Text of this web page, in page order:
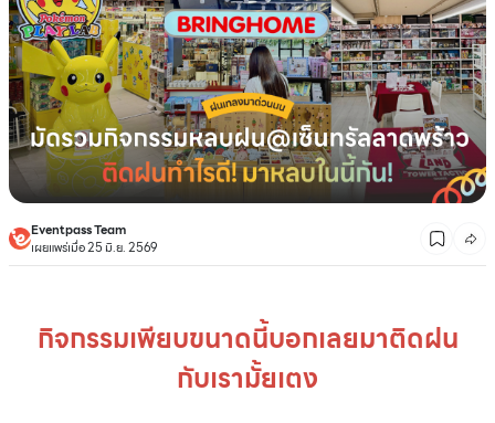
Eventpass Team
เผยแพร่เมื่อ 25 มิ.ย. 2569
กิจกรรมเพียบขนาดนี้บอกเลยมาติดฝน
กับเรามั้ยเตง